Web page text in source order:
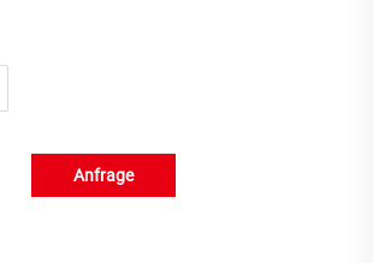
Anfrage